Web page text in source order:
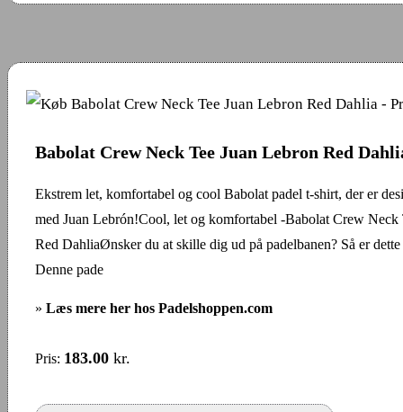
Babolat Crew Neck Tee Juan Lebron Red
Ekstrem let, komfortabel og cool Babolat padel t-shirt, der er
med Juan Lebrón!Cool, let og komfortabel -Babolat Crew Neck
Red DahliaØnsker du at skille dig ud på padelbanen? Så er
Denne pade
» Læs mere her hos Padelshoppen.com
Pris: 183.00 kr.